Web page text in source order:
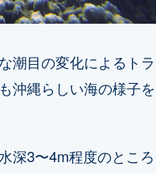
潮目の変化によるトラ
沖縄らしい海の様子を
深3〜4m程度のところ